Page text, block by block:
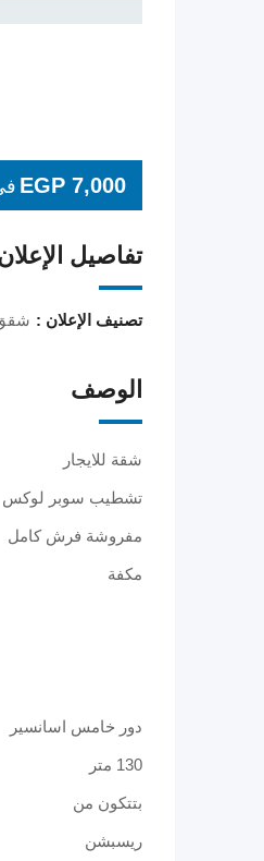
EGP 7,000
تفاصيل
تصنيف الإعلان : شقق
الوصف
شقة للايجار
تشطيب سوبر لوكس
مفروشة فرش كامل
مكفة
دور خامس اسانسير
130 متر
بتتكون من
ريسبشن